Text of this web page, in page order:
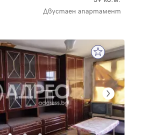
Двустаен апартамент